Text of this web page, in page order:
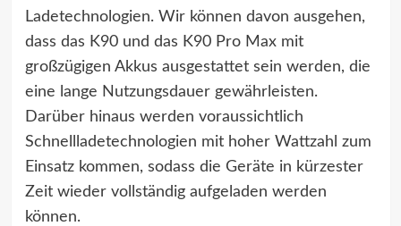
Ladetechnologien. Wir können davon ausgehen,
dass das K90 und das K90 Pro Max mit
großzügigen Akkus ausgestattet sein werden, die
eine lange Nutzungsdauer gewährleisten.
Darüber hinaus werden voraussichtlich
Schnellladetechnologien mit hoher Wattzahl zum
Einsatz kommen, sodass die Geräte in kürzester
Zeit wieder vollständig aufgeladen werden
können.